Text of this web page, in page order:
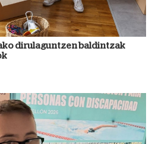
dirulaguntzen baldintzak